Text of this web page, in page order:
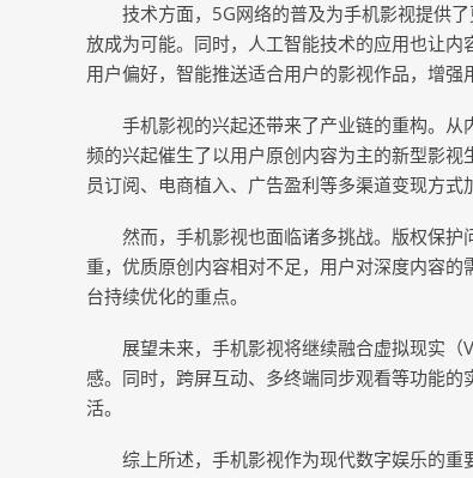
技术方面，5G网络的普及为手机影视提供
放成为可能。同时，人工智能技术的应用也让
用户偏好，智能推送适合用户的影视作品，增强
手机影视的兴起还带来了产业链的重构。
频的兴起催生了以用户原创内容为主的新型影
员订阅、电商植入、广告盈利等多渠道变现方式
然而，手机影视也面临诸多挑战。版权保
重，优质原创内容相对不足，用户对深度内容
台持续优化的重点。
展望未来，手机影视将继续融合虚拟现实
感。同时，跨屏互动、多终端同步观看等功能
活。
综上所述，手机影视作为现代数字娱乐的